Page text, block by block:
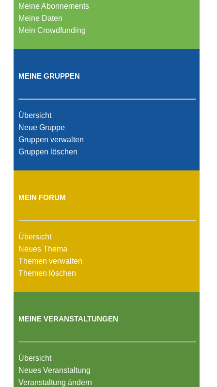
Meine Abonnements
Meine Daten
Mein Crowdfunding
MEINE GRUPPEN
Übersicht
Neue Gruppe
Gruppen verwalten
Gruppen löschen
MEIN FORUM
Übersicht
Neues Thema
Themen verwalten
Themen löschen
MEINE VERANSTALTUNGEN
Übersicht
Neues Veranstaltung
Veranstaltung ändern